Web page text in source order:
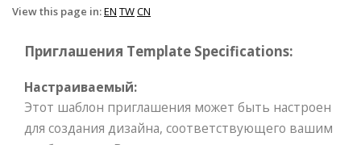
View this page in:EN TWCN
Приглашения Template Specifications:
Настраиваемый:
Этот шаблон приглашения может быть настроен
для создания дизайна, соответствующего вашим